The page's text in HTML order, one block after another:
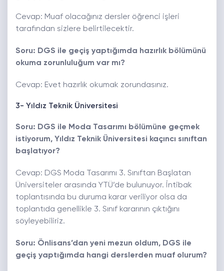
Cevap: Muaf olacağınız dersler öğrenci işleri
tarafından sizlere belirtilecektir.
Soru: DGS ile geçiş yaptığımda hazırlık bölümünü
okuma zorunluluğum var mı?
Cevap: Evet hazırlık okumak zorundasınız.
3- Yıldız Teknik Üniversitesi
Soru: DGS ile Moda Tasarımı bölümüne geçmek
istiyorum, Yıldız Teknik Üniversitesi kaçıncı sınıftan
başlatıyor?
Cevap: DGS Moda Tasarımı 3. Sınıftan Başlatan
Üniversiteler arasında YTÜ’de bulunuyor. İntibak
toplantısında bu duruma karar veriliyor olsa da
toplantıda genellikle 3. Sınıf kararının çıktığını
söyleyebiliriz.
Soru: Önlisans’dan yeni mezun oldum, DGS ile
geçiş yaptığımda hangi derslerden muaf olurum?